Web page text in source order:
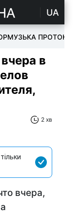
UA
ПРОТОКА
в
2 хв
вчера,